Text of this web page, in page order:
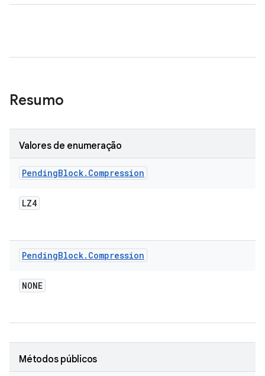
Resumo
Valores de enumeração
PendingBlock. Compression
LZ4
PendingBlock. Compression
NONE
Métodos públicos